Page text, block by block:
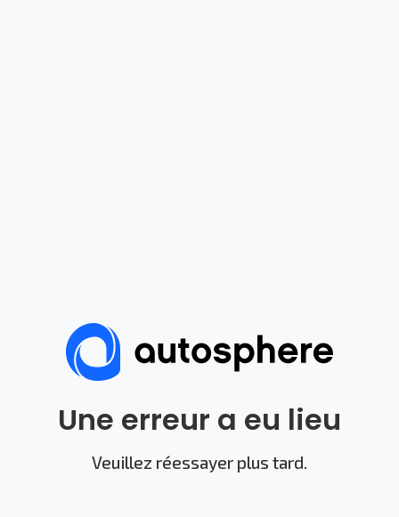
Une erreur a eu lieu
Veuillez réessayer plus tard.